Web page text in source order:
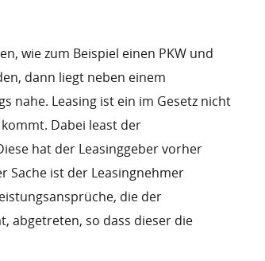
wie zum Beispiel einen PKW und
dann liegt neben einem
nahe. Leasing ist ein im Gesetz nicht
Dabei least der
hat der Leasinggeber vorher
Sache ist der Leasingnehmer
die der
abgetreten, so dass dieser die